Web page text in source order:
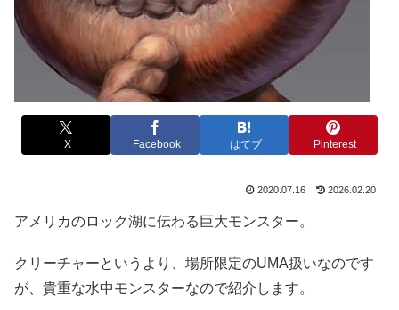
X Facebook はてブ Pinterest
2020.07.16 2026.02.20
アメリカのロック湖に伝わる巨大モンスター。
クリーチャーというより、場所限定のUMA扱いなのです
が、貴重な水中モンスターなので紹介します。